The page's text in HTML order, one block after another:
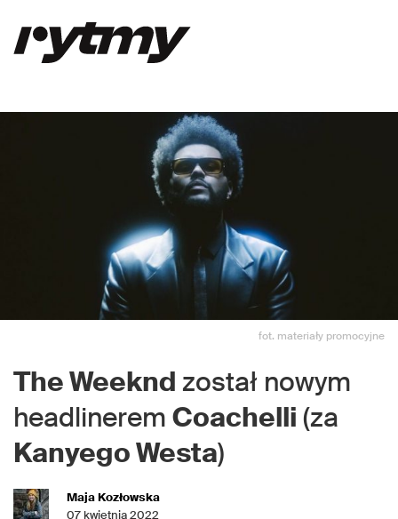
fot. materiały promocyjne
The Weeknd został nowym
headlinerem Coachelli (za
Kanyego Westa)
Maja Kozłowska
07 kwietnia 2022